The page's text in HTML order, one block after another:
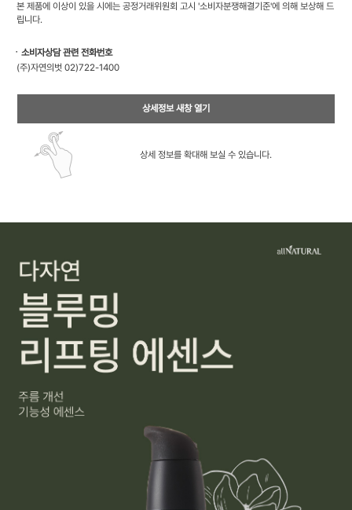
본 제품에 이상이 있을 시에는 공정거래위원회 고시 '소비자분쟁해결기준'에 의해 보상해 드
립니다.
ㆍ소비자상담 관련 전화번호
(주)자연의벗 02)722-1400
상세정보 새창 열기
상세 정보를 확대해 보실 수 있습니다.